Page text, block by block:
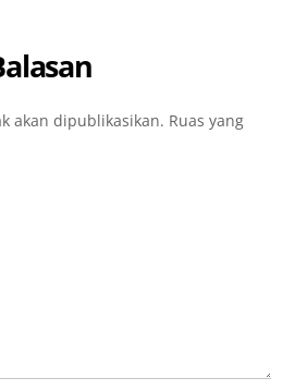
akan dipublikasikan. Ruas yang